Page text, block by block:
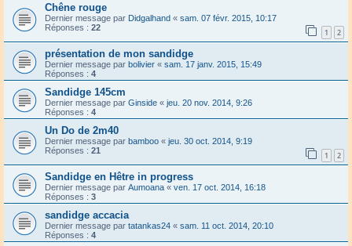
Chêne rouge
Dernier message par Didgalhand « sam. 07 févr. 2015, 10:17
Réponses : 22 1 2
présentation de mon sandidge
Dernier message par bolivier « sam. 17 janv. 2015, 15:49
Réponses : 4
Sandidge 145cm
Dernier message par Ginside « jeu. 20 nov. 2014, 9:26
Réponses : 4
Un Do de 2m40
Dernier message par bamboo « jeu. 30 oct. 2014, 9:19
Réponses : 21 1 2
Sandidge en Hêtre in progress
Dernier message par Aumoana « ven. 17 oct. 2014, 16:18
Réponses : 3
sandidge accacia
Dernier message par tatankas24 « sam. 11 oct. 2014, 20:10
Réponses : 4